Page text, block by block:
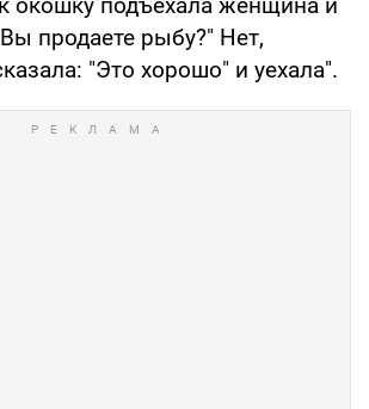
продаете рыбу?" Нет,
"Это хорошо" и уехала".